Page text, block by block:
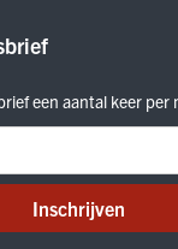
een aantal keer per
Inschrijven